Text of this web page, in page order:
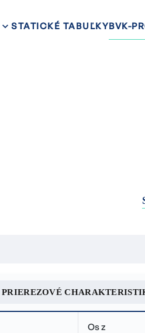
STATICKÉ TABUĽKYBVK-
PRIEREZOVÉ
Os z